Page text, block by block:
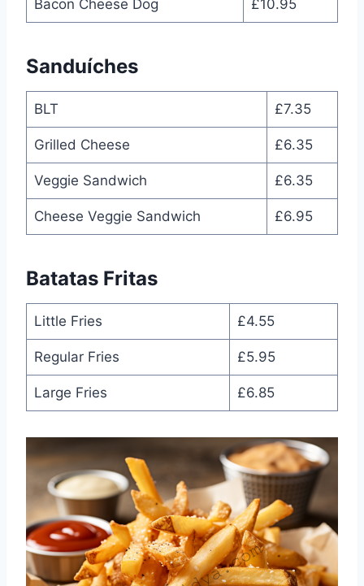
Bacon Cheese Dog £10.95
Sanduíches
BLT £7.35
Grilled Cheese £6.35
Veggie Sandwich £6.35
Cheese Veggie Sandwich £6.95
Batatas Fritas
Little Fries £4.55
Regular Fries £5.95
Large Fries £6.85